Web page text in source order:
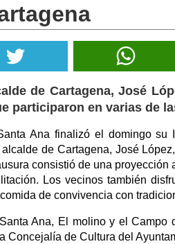
de Cartagena, José
participaron en varias de
Ana finalizó el domingo
de Cartagena, José
consistió de una
Los vecinos también
de convivencia con
Ana, El molino y el
Concejalía de Cultura del